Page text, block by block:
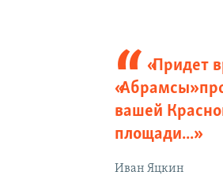
«Придет
«Абрамсы»
вашей
площади...»
Иван Яцкин